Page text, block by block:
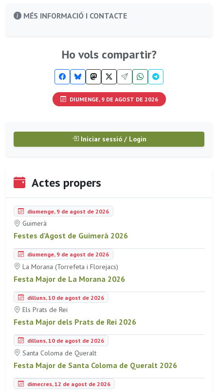
MÉS INFORMACIÓ I CONTACTE
Ho vols compartir?
DIUMENGE, 9 DE AGOST DE 2026
Iniciar sessió / Login
Actes propers
diumenge, 9 de agost de 2026
Guimerà
Festes d'Agost de Guimerà 2026
diumenge, 9 de agost de 2026
La Morana (Torrefeta i Florejacs)
Festa Major de La Morana 2026
dilluns, 10 de agost de 2026
Els Prats de Rei
Festa Major dels Prats de Rei 2026
dilluns, 10 de agost de 2026
Santa Coloma de Queralt
Festa Major de Santa Coloma de Queralt 2026
dimecres, 12 de agost de 2026